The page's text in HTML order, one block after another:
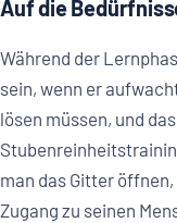
Auf die
Während der
sein, wenn er
lösen müssen, und
man das Gitter
Zugang zu seinen